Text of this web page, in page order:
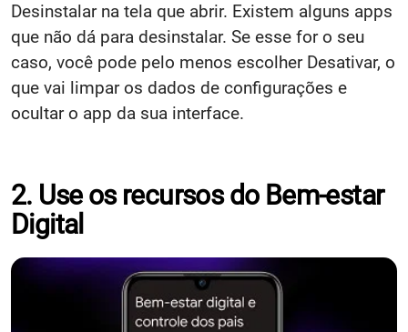
Desinstalar na tela que abrir. Existem alguns apps
que não dá para desinstalar. Se esse for o seu
caso, você pode pelo menos escolher Desativar, o
que vai limpar os dados de configurações e
ocultar o app da sua interface.
2. Use os recursos do Bem-estar
Digital